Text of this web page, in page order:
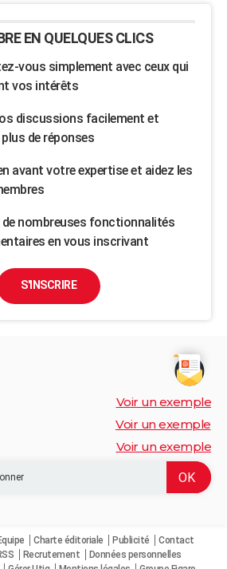
EN QUELQUES CLICS
vous simplement avec ceux qui
vos intérêts
discussions facilement et
de réponses
avant votre expertise et aidez les
nombreuses fonctionnalités
en vous inscrivant
S'INSCRIRE
Voir un exemple
Voir un exemple
Voir un exemple
Charte éditoriale Publicité
Contact
Recrutement
Données personnelles